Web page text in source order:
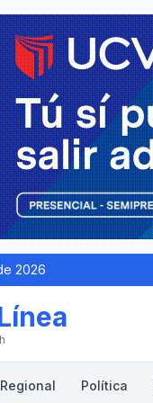
2026
Regional Política